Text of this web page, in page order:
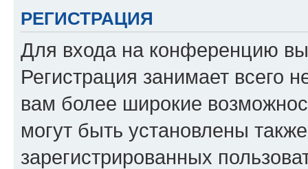
РЕГИСТРАЦИЯ
Для входа на конференцию
Регистрация занимает всего
вам более широкие
могут быть установлены
зарегистрированных